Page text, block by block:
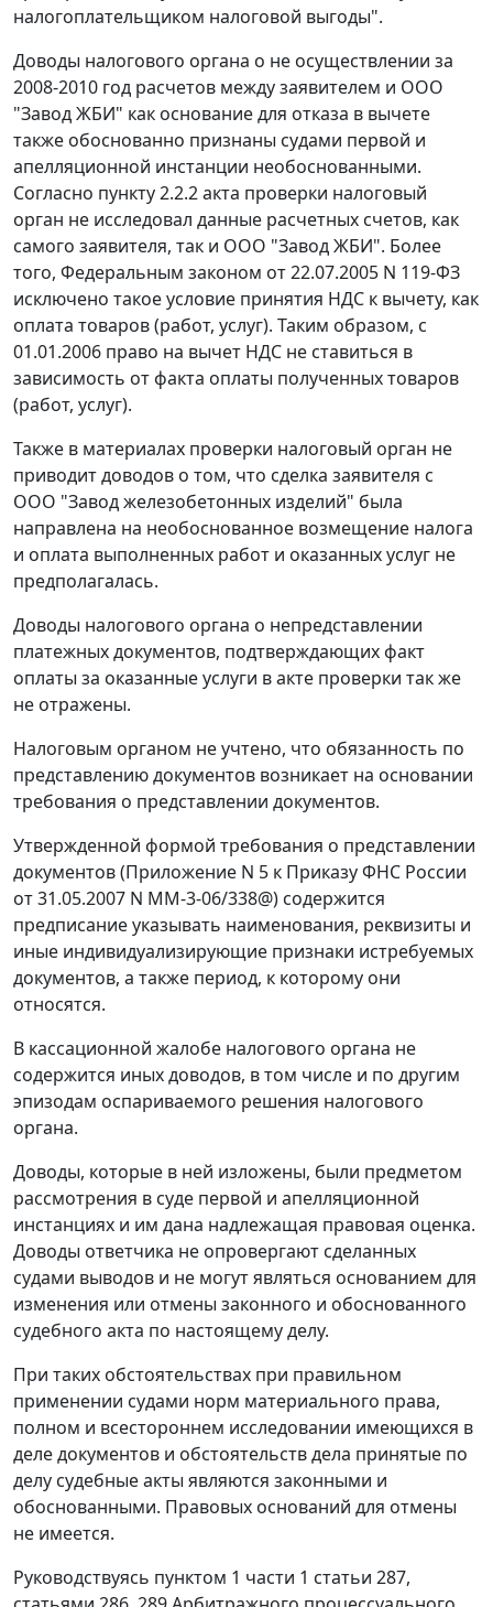
налогоплательщиком налоговой выгоды".
Доводы налогового органа о не осуществлении за
2008-2010 год расчетов между заявителем и ООО
"Завод ЖБИ" как основание для отказа в вычете
также обоснованно признаны судами первой и
апелляционной инстанции необоснованными.
Согласно пункту 2.2.2 акта проверки налоговый
орган не исследовал данные расчетных счетов, как
самого заявителя, так и ООО "Завод ЖБИ". Более
того, Федеральным законом от 22.07.2005 N 119-ФЗ
исключено такое условие принятия НДС к вычету, как
оплата товаров (работ, услуг). Таким образом, с
01.01.2006 право на вычет НДС не ставиться в
зависимость от факта оплаты полученных товаров
(работ, услуг).
Также в материалах проверки налоговый орган не
приводит доводов о том, что сделка заявителя с
ООО "Завод железобетонных изделий" была
направлена на необоснованное возмещение налога
и оплата выполненных работ и оказанных услуг не
предполагалась.
Доводы налогового органа о непредставлении
платежных документов, подтверждающих факт
оплаты за оказанные услуги в акте проверки так же
не отражены.
Налоговым органом не учтено, что обязанность по
представлению документов возникает на основании
требования о представлении документов.
Утвержденной формой требования о представлении
документов (Приложение N 5 к ПриказуФНС России
от 31.05.2007 N ММ-3-06/338@) содержится
предписание указывать наименования, реквизиты и
иные индивидуализирующие признаки истребуемых
документов, а также период, к которому они
относятся.
В кассационной жалобе налогового органа не
содержится иных доводов, в том числе и по другим
эпизодам оспариваемого решения налогового
органа.
Доводы, которые в ней изложены, были предметом
рассмотрения в суде первой и апелляционной
инстанциях и им дана надлежащая правовая оценка.
Доводы ответчика не опровергают сделанных
судами выводов и не могут являться основанием для
изменения или отмены законного и обоснованного
судебного акта по настоящему делу.
При таких обстоятельствах при правильном
применении судами норм материального права,
полном и всестороннем исследовании имеющихся в
деле документов и обстоятельств дела принятые по
делу судебные акты являются законными и
обоснованными. Правовых оснований для отмены
не имеется.
Руководствуясь пунктом 1 части 1 статьи 287,